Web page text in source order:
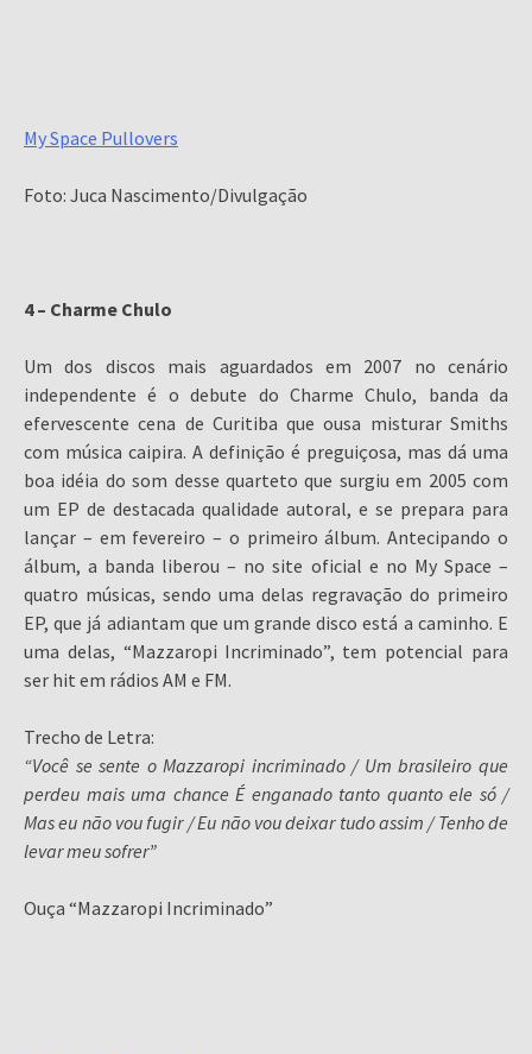
My Space Pullovers
Foto: Juca Nascimento/Divulgação
4 – Charme Chulo
Um dos discos mais aguardados em 2007 no cenário
independente é o debute do Charme Chulo, banda da
efervescente cena de Curitiba que ousa misturar Smiths
com música caipira. A definição é preguiçosa, mas dá uma
boa idéia do som desse quarteto que surgiu em 2005 com
um EP de destacada qualidade autoral, e se prepara para
lançar – em fevereiro – o primeiro álbum. Antecipando o
álbum, a banda liberou – no site oficial e no My Space –
quatro músicas, sendo uma delas regravação do primeiro
EP, que já adiantam que um grande disco está a caminho. E
uma delas, “Mazzaropi Incriminado”, tem potencial para
ser hit em rádios AM e FM.
Trecho de Letra:
“Você se sente o Mazzaropi incriminado / Um brasileiro que
perdeu mais uma chance É enganado tanto quanto ele só /
Mas eu não vou fugir / Eu não vou deixar tudo assim / Tenho de
levar meu sofrer”
Ouça “Mazzaropi Incriminado”